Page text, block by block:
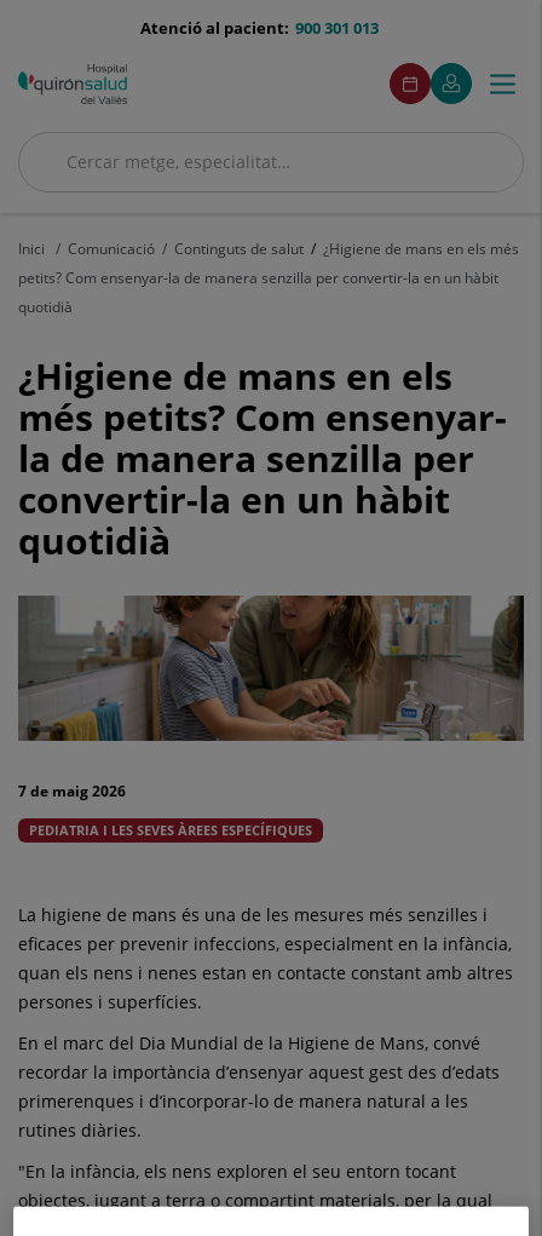
menu-
900 301 013
Atenció al pacient:
Cercar
Cercar
menuAcceso
Demaneu
cita
Aquest
enllaç
s'obrirà
una
El
meu
Aquest
enllaç
s'obrirà
una
finestra
Menú
Inici Comunicació Continguts de salut
¿Higiene de mans en els més
petits? Com ensenyar-la de manera senzilla per convertir-la en un hàbit
quotidià
¿Higiene
de
mans
en
els
més
petits?
Com
ensenyar-
la
de
senzilla
per
convertir-
la
en
un
hàbit
¿Higiene de mans en els
més petits? Com ensenyar-
la de manera senzilla per
convertir-la en un hàbit
quotidià
7 de maig 2026
PEDIATRIA I LES SEVES ÀREES ESPECÍFIQUES
La higiene de mans és una de les mesures més senzilles i
eficaces per prevenir infeccions, especialment en la infància,
quan els nens i nenes estan en contacte constant amb altres
persones i superfícies.
En el marc del Dia Mundial de la Higiene de Mans, convé
recordar la importància d’ensenyar aquest gest des d’edats
primerenques i d’incorporar-lo de manera natural a les
rutines diàries.
"En la infància, els nens exploren el seu entorn tocant
objectes, jugant a terra o compartint materials, per la qual